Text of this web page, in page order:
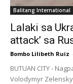
Balitang International
Lalaki sa
attack’ sa
Bombo Lilibeth Ruiz -
BUTUAN CITY -
Volodymyr